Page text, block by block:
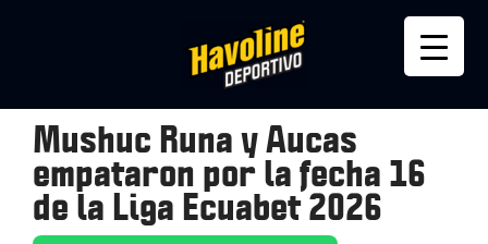
Mushuc Runa y Aucas
empataron por la fecha 16
de la Liga Ecuabet 2026